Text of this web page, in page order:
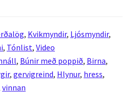
, Kvikmyndir, Ljósmyndir,
, Tónlist, Video
, Búnir með poppið, Birna,
, gervigreind, Hlynur, hress,
vinnan